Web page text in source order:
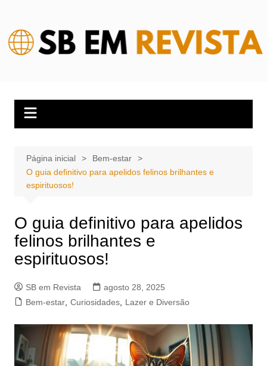
conteúdo
Página inicial
Bem-estar
O guia definitivo para apelidos felinos brilhantes e
espirituosos!
O guia definitivo para apelidos
felinos brilhantes e
espirituosos!
SB em Revista
agosto 28, 2025
Bem-estar, Curiosidades, Lazer e Diversão